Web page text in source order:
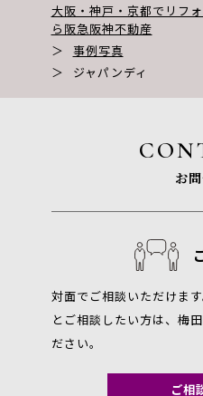
大阪・神戸・京都でリフ
ら阪急阪神不動産
＞
事例写真
＞
ジャパンディ
お
対面でご相談いただけま
とご相談したい方は、梅
ださい。
ご相